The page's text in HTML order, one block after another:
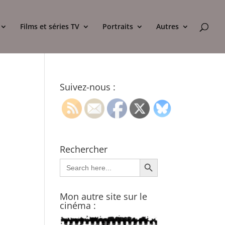
Films et séries TV Portraits Autres
Suivez-nous :
Rechercher
Search
for:
Search Button
Mon autre site sur le
cinéma :